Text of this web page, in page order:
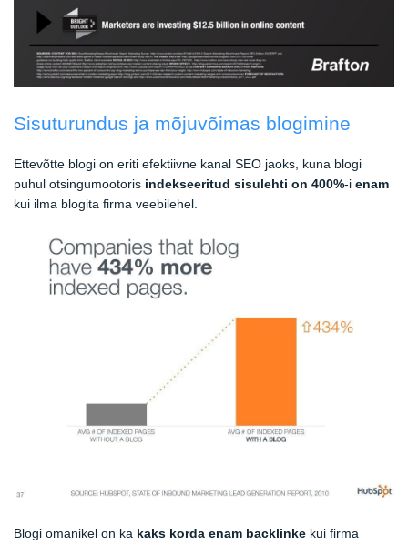
Sisuturundus ja mõjuvõimas blogimine
Ettevõtte blogi on eriti efektiivne kanal SEO jaoks, kuna blogi
puhul otsingumootoris indekseeritud sisulehti on 400%-i enam
kui ilma blogita firma veebilehel.
Blogi omanikel on ka kaks korda enam backlinke kui firma